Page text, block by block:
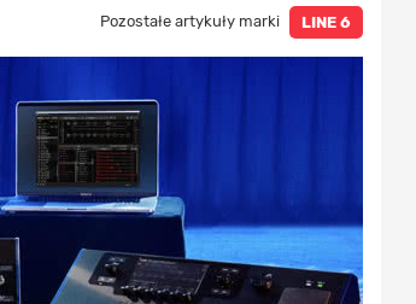
Pozostałe artykuły marki LINE 6